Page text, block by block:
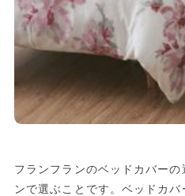
フランフランのベッドカバー
ンで選ぶことです。ベッドカ